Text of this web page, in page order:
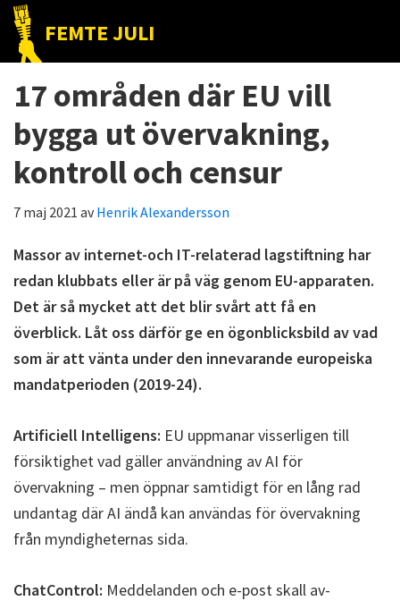
Hoppa
huvudnavigering
Hoppa
huvudinnehåll
Hoppa
det
primära
FEMTE JULI
Nätet
till
folket!
17 områden där EU vill
bygga ut övervakning,
kontroll och censur
7 maj 2021 avHenrik Alexandersson
Massor av internet-och IT-relaterad lagstiftning har
redan klubbats eller är på väg genom EU-apparaten.
Det är så mycket att det blir svårt att få en
överblick. Låt oss därför ge en ögonblicksbild av vad
som är att vänta under den innevarande europeiska
mandatperioden (2019-24).
Artificiell Intelligens: EU uppmanar visserligen till
försiktighet vad gäller användning av AI för
övervakning – men öppnar samtidigt för en lång rad
undantag där AI ändå kan användas för övervakning
från myndigheternas sida.
ChatControl: Meddelanden och e-post skall av-